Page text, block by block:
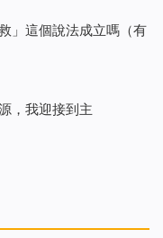
」這個說法成立嗎（有
，我迎接到主